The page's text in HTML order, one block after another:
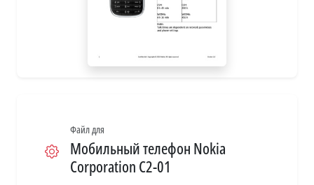
Файл для
Мобильный телефон Nokia
Corporation C2-01